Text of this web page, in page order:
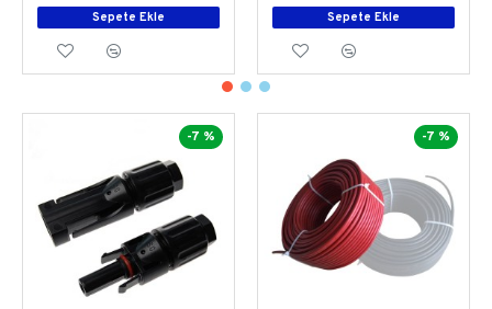
Sepete Ekle Sepete Ekle
-7 % -7 %